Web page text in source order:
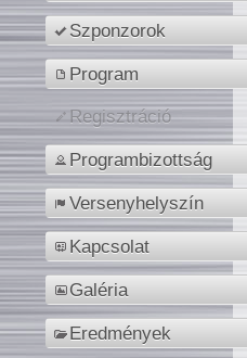
Szponzorok
Program
Regisztráció
Programbizottság
Versenyhelyszín
Kapcsolat
Galéria
Eredmények